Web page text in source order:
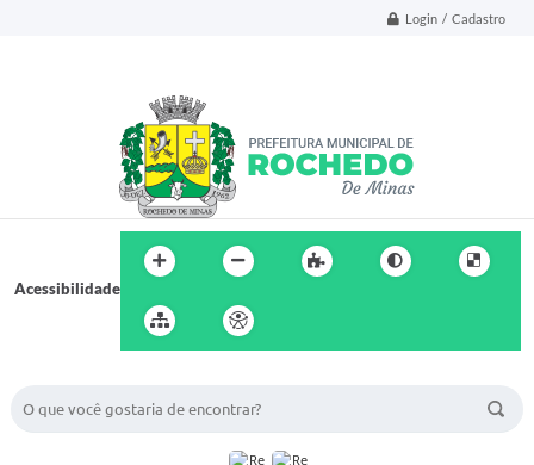
Login / Cadastro
Acessibilidade